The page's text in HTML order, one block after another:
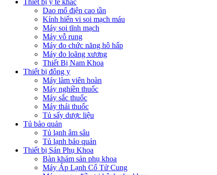
Dao mổ điện cao tần
Kính hiển vi soi mạch máu
Máy soi tĩnh mạch
Máy vỗ rung
Máy đo chức năng hô hấp
Máy đo loãng xương
Thiết Bị Nam Khoa
Thiết bị đông y
Máy làm viên hoàn
Máy nghiền thuốc
Máy sắc thuốc
Máy thái thuốc
Tủ sấy dược liệu
Tủ bảo quản
Tủ lạnh âm sâu
Tủ lạnh bảo quản
Thiết bị Sản Phụ Khoa
Bàn khám sản phụ khoa
Máy Áp Lạnh Cổ Tử Cung